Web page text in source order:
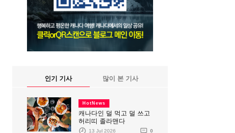
인기 기사 많이 본 기사
HotNews
캐나다인 덜 먹고 덜 쓰고
허리띠 졸라맨다
13 Jul 2026 0